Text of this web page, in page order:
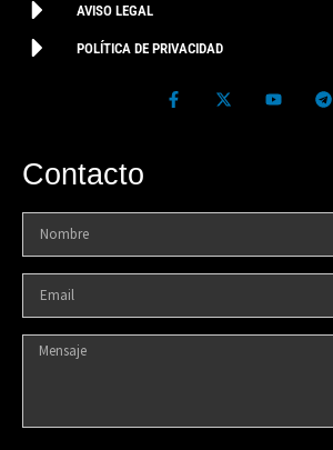
AVISO LEGAL
POLÍTICA DE PRIVACIDAD
Contacto